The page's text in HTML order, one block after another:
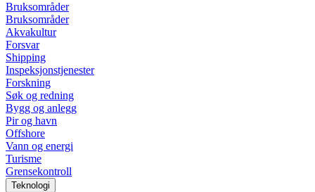
Bruksområder
Bruksområder
Akvakultur
Forsvar
Shipping
Inspeksjonstjenester
Forskning
Søk og redning
Bygg og anlegg
Pir og havn
Offshore
Vann og energi
Turisme
Grensekontroll
Teknologi